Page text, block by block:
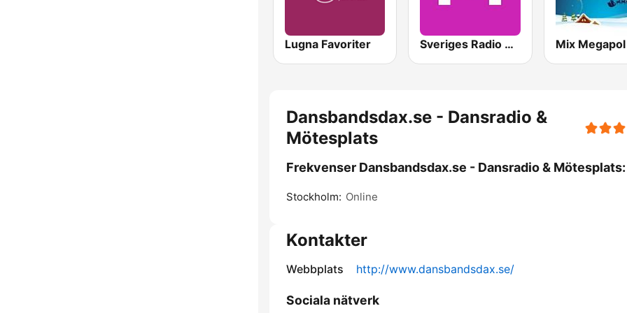
Lugna Favoriter Sveriges Radio P4 Göteborg Mix
Dansbandsdax.se - Dansradio &
Mötesplats
Frekvenser Dansbandsdax.se - Dansradio & Mötesplats:
Stockholm: Online
Kontakter
Webbplats http://www.dansbandsdax.se/
Sociala nätverk